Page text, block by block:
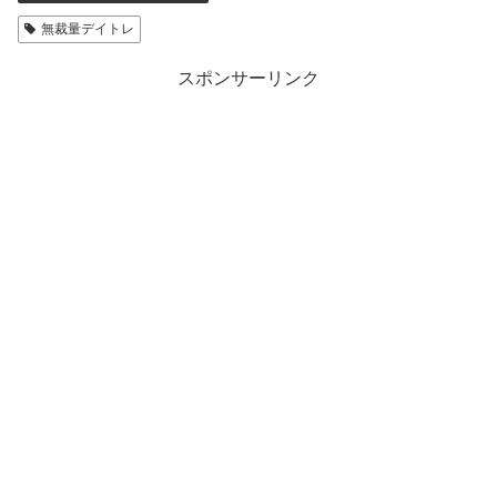
無裁量デイトレ
スポンサーリンク